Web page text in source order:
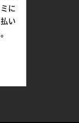
に
い